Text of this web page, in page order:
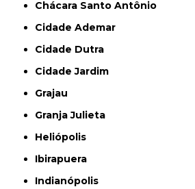
Chácara Santo Antônio
Cidade Ademar
Cidade Dutra
Cidade Jardim
Grajau
Granja Julieta
Heliópolis
Ibirapuera
Indianópolis